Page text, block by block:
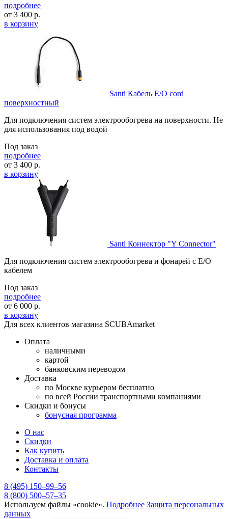
подробнее
от 3 400 р.
в корзину
Santi Кабель E/O cord
поверхностный
Для подключения систем электрообогрева на поверхности. Не
для использования под водой
Под заказ
подробнее
от 3 400 р.
в корзину
Santi Коннектор "Y Connector"
Для подключения систем электрообогрева и фонарей с E/O
кабелем
Под заказ
подробнее
от 6 000 р.
в корзину
Для всех клиентов магазина SCUBAmarket
Оплата
наличными
картой
банковским переводом
Доставка
по Москве курьером бесплатно
по всей России транспортными компаниями
Скидки и бонусы
бонусная программа
О нас
Скидки
Как купить
Доставка и оплата
Контакты
8 (495) 150–99–56
8 (800) 500–57–35
Используем файлы «cookie». Подробнее Защита персональных
данных